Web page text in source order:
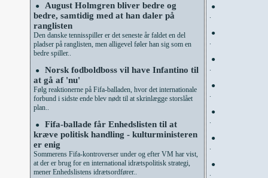
● August Holmgren bliver bedre og
bedre, samtidig med at han daler på
ranglisten
Den danske tennisspiller er det seneste år faldet en del
pladser på ranglisten, men alligevel føler han sig som en
bedre spiller..
● Norsk fodboldboss vil have Infantino til
at gå af 'nu'
Følg reaktionerne på Fifa-balladen, hvor det internationale
forbund i sidste ende blev nødt til at skrinlægge storslået
plan..
● Fifa-ballade får Enhedslisten til at
kræve politisk handling - kulturministeren
er enig
Sommerens Fifa-kontroverser under og efter VM har vist,
at der er brug for en international idrætspolitisk strategi,
mener Enhedslistens idrætsordfører..
●
.
●
.
●
.
●
.
●
.
●
.
●
.